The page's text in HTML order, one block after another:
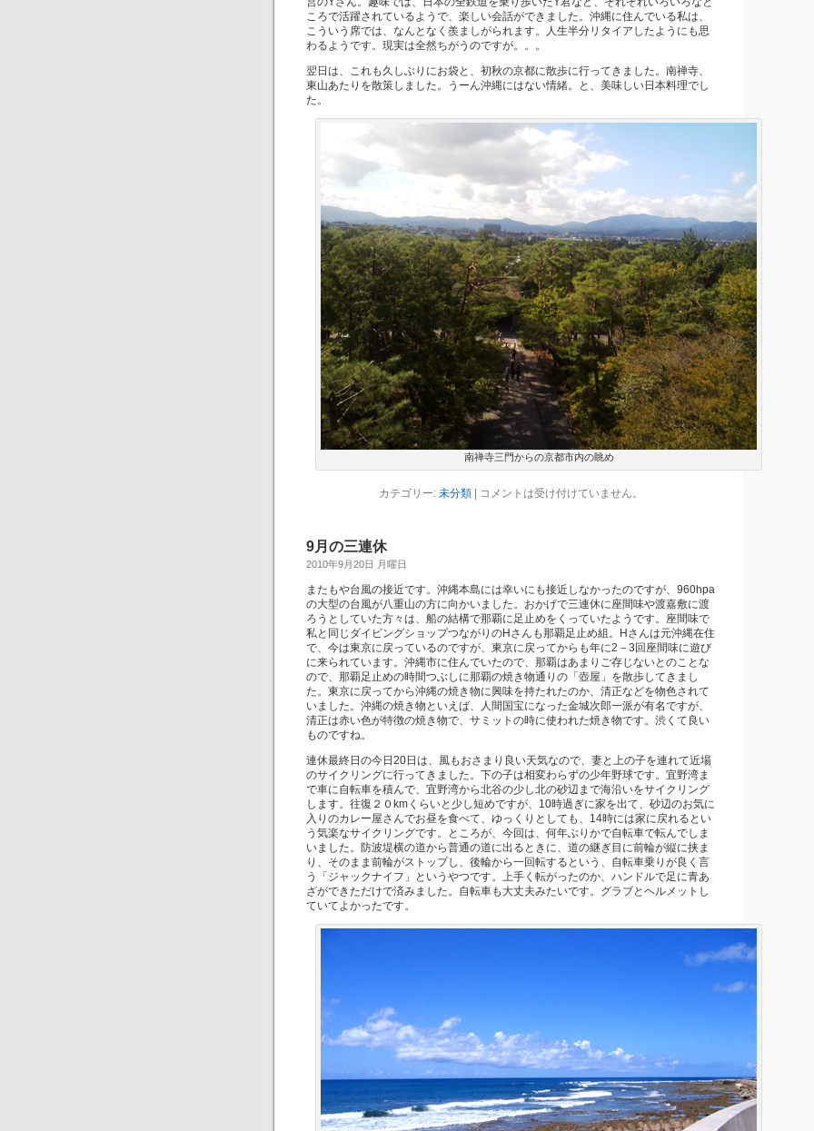
ころで活躍されているようで、楽しい会話ができました。沖縄に住んでいる私は、
こういう席では、なんとなく羨ましがられます。人生半分リタイアしたようにも思
わるようです。現実は全然ちがうのですが。。。
翌日は、これも久しぶりにお袋と、初秋の京都に散歩に行ってきました。南禅寺、
東山あたりを散策しました。うーん沖縄にはない情緒。と、美味しい日本料理でし
た。
南禅寺三門からの京都市内の眺め
カテゴリー: 未分類| コメントは受け付けていません。
9月の三連休
2010年9月20日 月曜日
またもや台風の接近です。沖縄本島には幸いにも接近しなかったのですが、960hpa
の大型の台風が八重山の方に向かいました。おかげで三連休に座間味や渡嘉敷に渡
ろうとしていた方々は、船の結構で那覇に足止めをくっていたようです。座間味で
私と同じダイビングショップつながりのHさんも那覇足止め組。Hさんは元沖縄在住
で、今は東京に戻っているのですが、東京に戻ってからも年に2－3回座間味に遊び
に来られています。沖縄市に住んでいたので、那覇はあまりご存じないとのことな
ので、那覇足止めの時間つぶしに那覇の焼き物通りの「壺屋」を散歩してきまし
た。東京に戻ってから沖縄の焼き物に興味を持たれたのか、清正などを物色されて
いました。沖縄の焼き物といえば、人間国宝になった金城次郎一派が有名ですが、
清正は赤い色が特徴の焼き物で、サミットの時に使われた焼き物です。渋くて良い
ものですね。
連休最終日の今日20日は、風もおさまり良い天気なので、妻と上の子を連れて近場
のサイクリングに行ってきました。下の子は相変わらずの少年野球です。宜野湾ま
で車に自転車を積んで、宜野湾から北谷の少し北の砂辺まで海沿いをサイクリング
します。往復２０kmくらいと少し短めですが、10時過ぎに家を出て、砂辺のお気に
入りのカレー屋さんでお昼を食べて、ゆっくりとしても、14時には家に戻れるとい
う気楽なサイクリングです。ところが、今回は、何年ぶりかで自転車で転んでしま
いました。防波堤横の道から普通の道に出るときに、道の継ぎ目に前輪が縦に挟ま
り、そのまま前輪がストップし、後輪から一回転するという、自転車乗りが良く言
う「ジャックナイフ」というやつです。上手く転がったのか、ハンドルで足に青あ
ざができただけで済みました。自転車も大丈夫みたいです。グラブとヘルメットし
ていてよかったです。